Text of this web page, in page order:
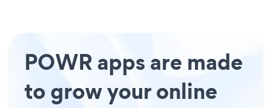
POWR apps are made
to grow your online